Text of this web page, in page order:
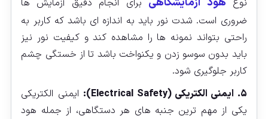
نوع
برای انجام دقیق آزمایش‌ ها
ضروری است. شدت نور باید به اندازه‌ ای باشد که کاربر به
راحتی بتواند نمونه‌ ها را مشاهده کند و کیفیت نور نیز
باید بدون سوسو زدن و یکنواخت باشد تا از خستگی چشم
کاربر جلوگیری شود.
۵. ایمنی الکتریکی (Electrical Safety):
ایمنی الکتریکی
یکی از مهم‌ ترین جنبه‌ های هر دستگاهی، از جمله هود